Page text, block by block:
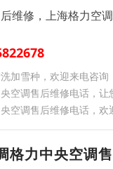
维修，上海格力空
加雪种，欢迎来电咨询
空调售后维修电话，欢
格力中央空调